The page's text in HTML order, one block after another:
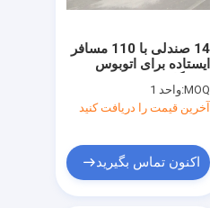
14 صندلی با 110 مسافر
ایستاده برای اتوبوس
MOQ: واحد 1
آخرین قیمت را دریافت کنید
اکنون تماس بگیرید